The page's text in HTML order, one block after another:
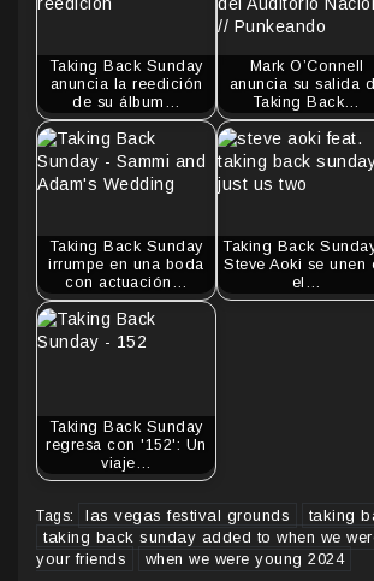
Taking Back Sunday
anuncia la reedición
de su álbum…
Mark O’Connell
anuncia su salida
Taking Back…
Taking Back Sunday
irrumpe en una boda
con actuación…
Taking Back
Steve Aoki se unen
el…
Taking Back Sunday
regresa con '152': Un
viaje…
Tags: las vegas festival grounds
taking
taking back sunday added to when we
your friends
when we were young 2024